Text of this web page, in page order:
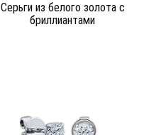
Серьги из белого золота c
бриллиантами